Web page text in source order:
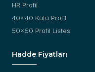
HR Profil
40x40 Kutu Profil
50x50 Profil Listesi
Hadde Fiyatları